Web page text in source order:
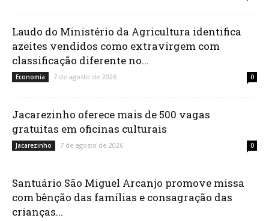
Laudo do Ministério da Agricultura identifica
azeites vendidos como extravirgem com
classificação diferente no...
Economia 7 de agosto de 2026 0
Jacarezinho oferece mais de 500 vagas
gratuitas em oficinas culturais
Jacarezinho 7 de agosto de 2026 0
Santuário São Miguel Arcanjo promove missa
com bênção das famílias e consagração das
crianças...